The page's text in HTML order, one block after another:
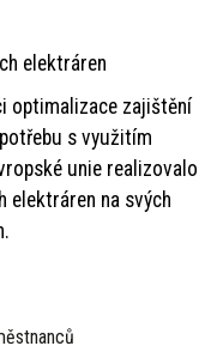
optimalizace zajištění
s využitím
unie realizovalo
na svých